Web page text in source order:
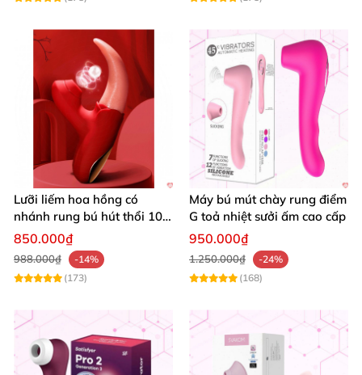
Lưỡi liếm hoa hồng có
nhánh rung bú hút thổi 10
chế độ
850.000₫
988.000₫
-14%
(173)
Máy bú mút chày rung điểm
G toả nhiệt sưởi ấm cao cấp
950.000₫
1.250.000₫
-24%
(168)